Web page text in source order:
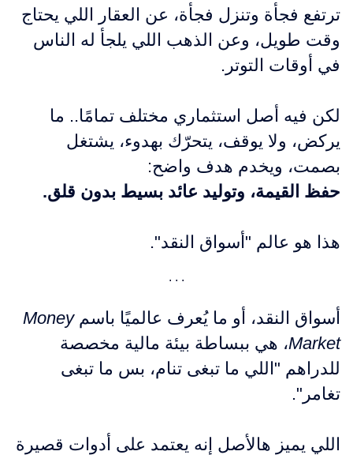
ترتفع فجأة وتنزل فجأة، عن العقار اللي يحتاج
وقت طويل، وعن الذهب اللي يلجأ له الناس
في أوقات التوتر.
لكن فيه أصل استثماري مختلف تمامًا.. ما
يركض، ولا يوقف، يتحرّك بهدوء، يشتغل
بصمت، ويخدم هدف واضح:
حفظ القيمة، وتوليد عائد بسيط بدون قلق.
هذا هو عالم "أسواق النقد".
أسواق النقد، أو ما يُعرف عالميًا باسمMoney
Market، هي ببساطة بيئة مالية مخصصة
للدراهم "اللي ما تبغى تنام، بس ما تبغى
تغامر".
اللي يميز هالأصل إنه يعتمد على أدوات قصيرة